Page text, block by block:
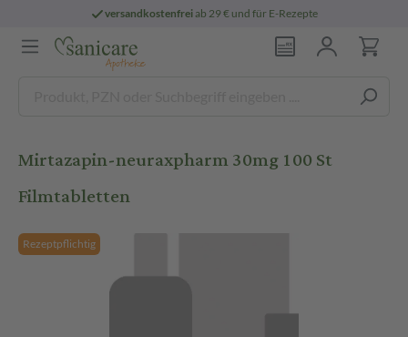
versandkostenfreiab 29 € und für E-Rezepte
Mirtazapin-neuraxpharm 30mg 100 St
Filmtabletten
Rezeptpflichtig